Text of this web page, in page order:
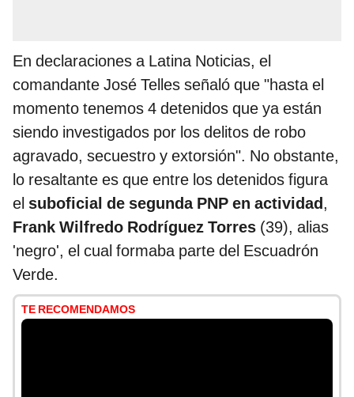
En declaraciones a Latina Noticias, el
comandante José Telles señaló que "hasta el
momento tenemos 4 detenidos que ya están
siendo investigados por los delitos de robo
agravado, secuestro y extorsión". No obstante,
lo resaltante es que entre los detenidos figura
el suboficial de segunda PNP en actividad,
Frank Wilfredo Rodríguez Torres (39), alias
'negro', el cual formaba parte del Escuadrón
Verde.
TE RECOMENDAMOS